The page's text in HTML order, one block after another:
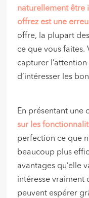
naturellement être
offrez est une
offre, la plupart
ce que vous faites.
capturer
d’intéresser les
En présentant une
sur les
perfection ce que
beaucoup plus
avantages qu’elle
intéresse vraiment
peuvent espérer